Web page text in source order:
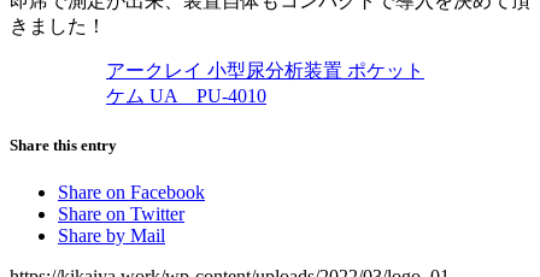
きました！
アークレイ 小型尿分析装置 ポケット
ケム UA PU-4010
Share this entry
Share on Facebook
Share on Twitter
Share by Mail